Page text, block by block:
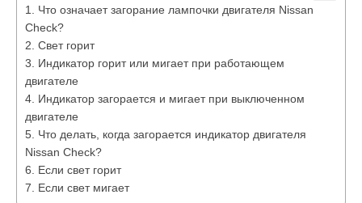
Что означает загорание лампочки двигателя Nissan
Check?
Свет горит
Индикатор горит или мигает при работающем
двигателе
Индикатор загорается и мигает при выключенном
двигателе
Что делать, когда загорается индикатор двигателя
Nissan Check?
Если свет горит
Если свет мигает